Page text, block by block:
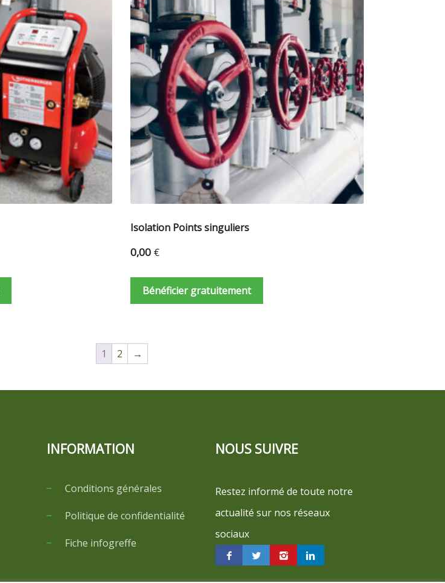
Isolation Points singuliers
0,00 €
Bénéficier gratuitement
1 2 →
INFORMATION
Conditions générales
Politique de confidentialité
Fiche infogreffe
NOUS SUIVRE
Restez informé de toute notre
actualité sur nos réseaux
sociaux